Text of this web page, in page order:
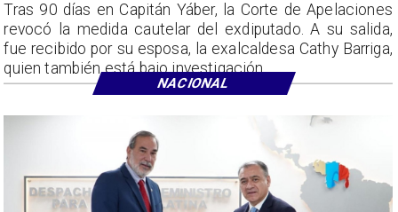
Tras 90 días en Capitán Yáber, la Corte de Apelaciones
revocó la medida cautelar del exdiputado. A su salida,
fue recibido por su esposa, la exalcaldesa Cathy Barriga,
quien también está bajo investigación.
NACIONAL